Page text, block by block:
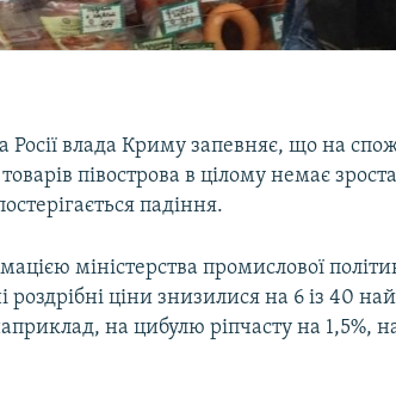
Росії влада Криму запевняє, що на
півострова в цілому немає
падіння.
міністерства промислової
роздрібні ціни знизилися на 6 із 40
на цибулю ріпчасту на 1,5%,